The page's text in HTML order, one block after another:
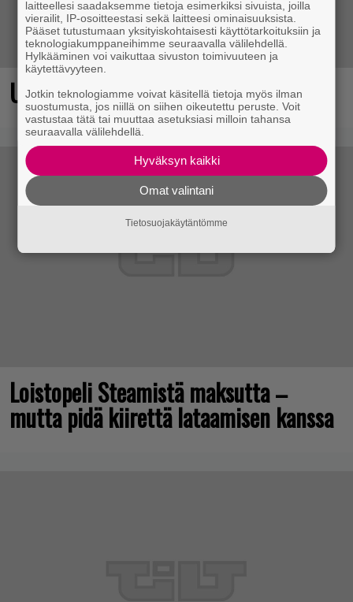
Ubisoftin hittipeli saapui Steamiin
Loistopeli Steamistä maksutta –
mutta pidä kiirettä lataamisen kanssa
laitteellesi saadaksemme tietoja esimerkiksi sivuista, joilla
vierailit, IP-osoitteestasi sekä laitteesi ominaisuuksista.
Pääset tutustumaan yksityiskohtaisesti käyttötarkoituksiin ja
teknologiakumppaneihimme seuraavalla välilehdellä.
Hylkääminen voi vaikuttaa sivuston toimivuuteen ja
käytettävyyteen.
Jotkin teknologiamme voivat käsitellä tietoja myös ilman
suostumusta, jos niillä on siihen oikeutettu peruste. Voit
vastustaa tätä tai muuttaa asetuksiasi milloin tahansa
seuraavalla välilehdellä.
Hyväksyn kaikki
Omat valintani
Tietosuojakäytäntömme